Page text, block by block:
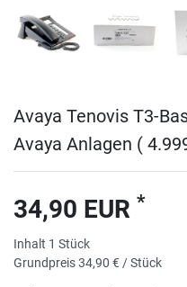
Avaya Tenovis T3-
Avaya Anlagen (
34,90 EUR *
Inhalt 1 Stück
Grundpreis34,90 € / Stück